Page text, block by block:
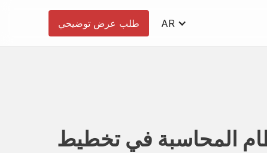
AR طلب عرض توضيحي
المحاسبة في تخطيط